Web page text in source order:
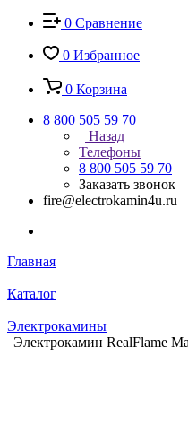
0 Сравнение
0 Избранное
0 Корзина
8 800 505 59 70
Назад
Телефоны
8 800 505 59 70
Заказать звонок
fire@electrokamin4u.ru
Главная
Каталог
Электрокамины
Электрокамин RealFlame